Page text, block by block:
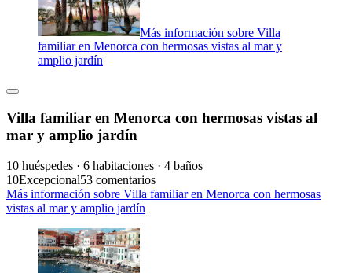
Más información sobre Villa
familiar en Menorca con hermosas vistas al mar y
amplio jardín
Villa familiar en Menorca con hermosas vistas al
mar y amplio jardín
10 huéspedes · 6 habitaciones · 4 baños
10Excepcional53 comentarios
Más información sobre Villa familiar en Menorca con hermosas
vistas al mar y amplio jardín